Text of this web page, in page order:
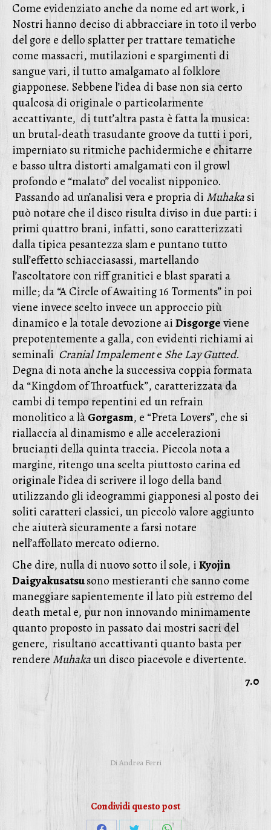
Come evidenziato anche da nome ed art work, i
Nostri hanno deciso di abbracciare in toto il verbo
del gore e dello splatter per trattare tematiche
come massacri, mutilazioni e spargimenti di
sangue vari, il tutto amalgamato al folklore
giapponese. Sebbene l’idea di base non sia certo
qualcosa di originale o particolarmente
accattivante, di tutt’altra pasta è fatta la musica:
un brutal-death trasudante groove da tutti i pori,
imperniato su ritmiche pachidermiche e chitarre
e basso ultra distorti amalgamati con il growl
profondo e “malato” del vocalist nipponico.
Passando ad un’analisi vera e propria di Muhakasi
può notare che il disco risulta diviso in due parti: i
primi quattro brani, infatti, sono caratterizzati
dalla tipica pesantezza slam e puntano tutto
sull’effetto schiacciasassi, martellando
l’ascoltatore con riff granitici e blast sparati a
mille; da “A Circle of Awaiting 16 Torments” in poi
viene invece scelto invece un approccio più
dinamico e la totale devozione aiDisgorgeviene
prepotentemente a galla, con evidenti richiami ai
seminali Cranial Impalemente She Lay Gutted.
Degna di nota anche la successiva coppia formata
da “Kingdom of Throatfuck”, caratterizzata da
cambi di tempo repentini ed un refrain
monolitico a làGorgasm, e “Preta Lovers”, che si
riallaccia al dinamismo e alle accelerazioni
brucianti della quinta traccia. Piccola nota a
margine, ritengo una scelta piuttosto carina ed
originale l’idea di scrivere il logo della band
utilizzando gli ideogrammi giapponesi al posto dei
soliti caratteri classici, un piccolo valore aggiunto
che aiuterà sicuramente a farsi notare
nell’affollato mercato odierno.
Che dire, nulla di nuovo sotto il sole, iKyojin
Daigyakusatsusono mestieranti che sanno come
maneggiare sapientemente il lato più estremo del
death metal e, pur non innovando minimamente
quanto proposto in passato dai mostri sacri del
genere, risultano accattivanti quanto basta per
rendere Muhakaun disco piacevole e divertente.
7.0
DiAndrea Ferri
Condividi questo post